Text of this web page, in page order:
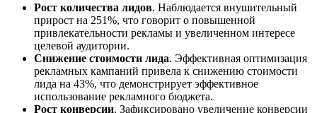
Рост количества лидов. Наблюдается внушительный
прирост на 251%, что говорит о повышенной
привлекательности рекламы и увеличенном интересе
целевой аудитории.
Снижение стоимости лида. Эффективная оптимизация
рекламных кампаний привела к снижению стоимости
лида на 43%, что демонстрирует эффективное
использование рекламного бюджета.
Рост конверсии. Зафиксировано увеличение конверсии